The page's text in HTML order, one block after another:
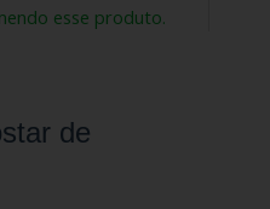
esse produto.
de